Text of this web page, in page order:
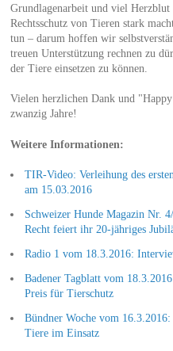
Grundlagenarbeit und viel Herzblut
Rechtsschutz von Tieren stark
tun – darum hoffen wir
treuen Unterstützung rechnen zu
der Tiere einsetzen zu können.
Vielen herzlichen Dank und
zwanzig Jahre!
Weitere Informationen:
TIR-Video: Verleihung des
am 15.03.2016
Schweizer Hunde Magazin Nr.
Recht feiert ihr 20-jähriges
Radio 1 vom 18.3.2016:
Badener Tagblatt vom
Preis für Tierschutz
Bündner Woche vom
Tiere im Einsatz